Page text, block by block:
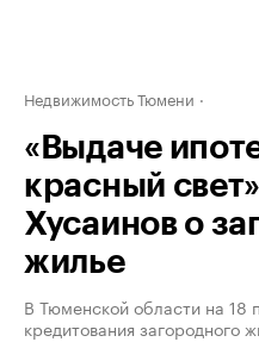
Недвижимость Тюмени
«Выдаче
красный
Хусаинов о
жилье
В Тюменской области на 18
кредитования загородного